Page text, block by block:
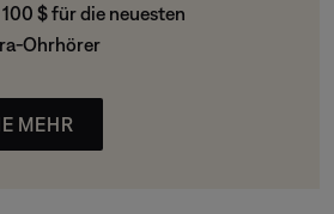
$ für die neuesten
Ohrhörer
MEHR